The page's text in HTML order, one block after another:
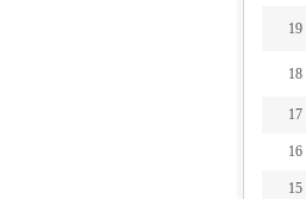
19
18
17
16
15